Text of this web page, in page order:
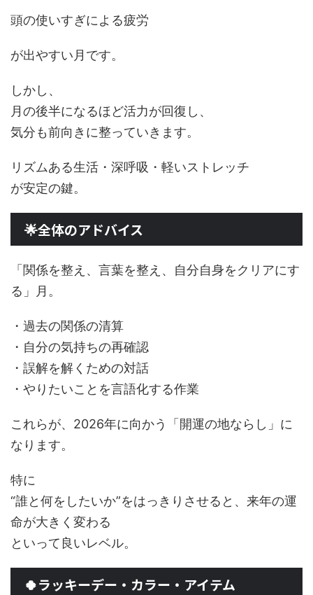
頭の使いすぎによる疲労
が出やすい月です。
しかし、
月の後半になるほど活力が回復し、
気分も前向きに整っていきます。
リズムある生活・深呼吸・軽いストレッチ
が安定の鍵。
🌟全体のアドバイス
「関係を整え、言葉を整え、自分自身をクリアにす
る」月。
・過去の関係の清算
・自分の気持ちの再確認
・誤解を解くための対話
・やりたいことを言語化する作業
これらが、2026年に向かう「開運の地ならし」に
なります。
特に
“誰と何をしたいか”をはっきりさせると、来年の運
命が大きく変わる
といって良いレベル。
🍀ラッキーデー・カラー・アイテム